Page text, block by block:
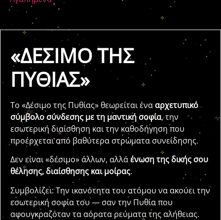
«ΔΕΣΙΜΟ ΤΗΣ
ΠΥΘΙΑΣ»
Το «Δέσιμο της Πυθίας» θεωρείται ένα αρχετυπικό
σύμβολο σύνδεσης με τη μαντική σοφία, την
εσωτερική διαίσθηση και την καθοδήγηση που
προέρχεται από βαθύτερα στρώματα συνείδησης.
Δεν είναι «δέσιμο» άλλων, αλλάένωση της δικής σου
θέλησης, διαίσθησης και μοίρας.
Συμβολίζει: Την ικανότητα του ατόμου να ακούει την
εσωτερική σοφία του — σαν την Πυθία που
αφουγκραζόταν τα αόρατα ρεύματα της αλήθειας.